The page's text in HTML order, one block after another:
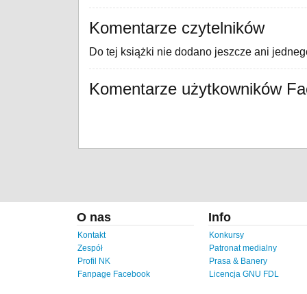
Komentarze czytelników
Do tej książki nie dodano jeszcze ani
Komentarze użytkowników
O nas
Kontakt
Zespół
Profil NK
Fanpage Facebook
Info
Konkursy
Patronat medialny
Prasa & Banery
Licencja GNU FDL